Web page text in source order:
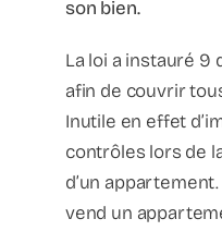
son bien.
La loi a instauré
afin de couvrir
Inutile en effet
contrôles lors de
d’un
vend un